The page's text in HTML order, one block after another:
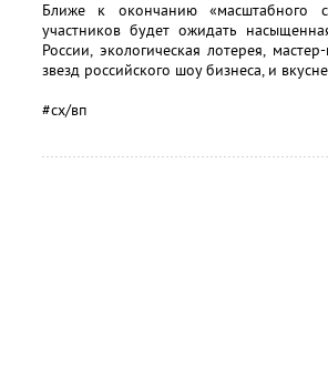
Ближе к окончанию «масштабного
участников будет ожидать
России, экологическая лотерея,
звезд российского шоу бизнеса, и
#сх/вп